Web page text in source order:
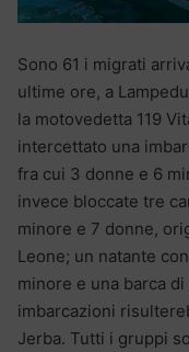
Sono 61 i migrati
ultime ore, a
la motovedetta 119
intercettato una
fra cui 3 donne e 6
invece bloccate tre
minore e 7 donne,
Leone; un natante
minore e una barca
imbarcazioni
Jerba. Tutti i gruppi